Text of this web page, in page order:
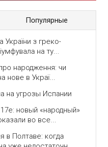
Популярные
України з греко-
на ту...
народження: чи
нове в Украї...
на угрозы Испании
новый «народный»
во все...
в Полтаве: когда